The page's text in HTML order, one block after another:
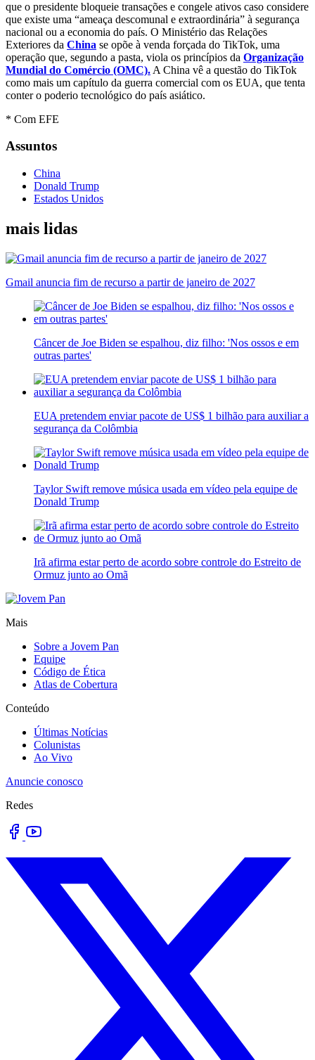
que o presidente bloqueie transações e congele ativos caso considere
que existe uma “ameaça descomunal e extraordinária” à segurança
nacional ou a economia do país. O Ministério das Relações
Exteriores da China se opõe à venda forçada do TikTok, uma
operação que, segundo a pasta, viola os princípios da Organização
Mundial do Comércio (OMC). A China vê a questão do TikTok
como mais um capítulo da guerra comercial com os EUA, que tenta
conter o poderio tecnológico do país asiático.
* Com EFE
Assuntos
China
Donald Trump
Estados Unidos
mais lidas
Gmail anuncia fim de recurso a partir de janeiro de 2027
Câncer de Joe Biden se espalhou, diz filho: 'Nos ossos e em
outras partes'
EUA pretendem enviar pacote de US$ 1 bilhão para auxiliar a
segurança da Colômbia
Taylor Swift remove música usada em vídeo pela equipe de
Donald Trump
Irã afirma estar perto de acordo sobre controle do Estreito de
Ormuz junto ao Omã
Mais
Sobre a Jovem Pan
Equipe
Código de Ética
Atlas de Cobertura
Conteúdo
Últimas Notícias
Colunistas
Ao Vivo
Anuncie conosco
Redes